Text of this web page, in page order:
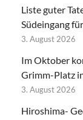
Liste guter
Südeingang
3. August 2026
Im Oktober
Grimm-Platz
3. August 2026
Hiroshima-